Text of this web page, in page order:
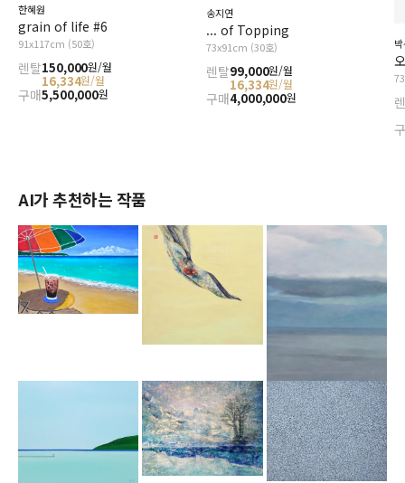
한혜원
grain of life #6
91x117cm (50호)
렌탈150,000원/월
16,334원/월
구매5,500,000원
송지연
... of Topping
73x91cm (30호)
렌탈99,000원/월
16,334원/월
구매4,000,000원
AI가 추천하는 작품